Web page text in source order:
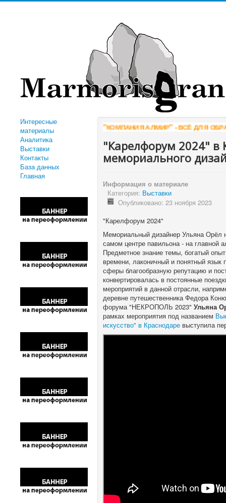
Интересные
материалы
Аналитика
Выставки
Контакты
База данных
Главная
"КОМПАНИЯ АЛМИР" - ВСЁ ДЛЯ
"Карелфорум 2024" в
мемориального
Информация о материале
Категория: Выставки
Опубликовано: 23 ноября 2023
"Карелфорум 2024"
Мемориальный дизайнер Ульяна Орёл
самом центре павильона - на главной
Предметное знание темы, богатый
времени, лаконичный и понятный язык
сферы благообразную репутацию и
конвертировалась в постоянные
мероприятий в данной отрасли,
деревне путешественника Федора
форума "НЕКРОПОЛЬ 2023"Ульяна
рамках мероприятия под названием
искусство" в Краснодаре выступила